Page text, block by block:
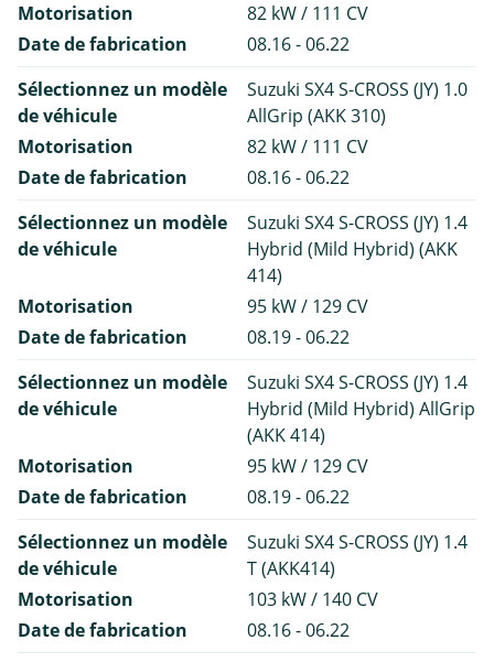
Motorisation
82 kW / 111 CV
Date de fabrication
08.16 - 06.22
Sélectionnez un modèle
de véhicule
Suzuki SX4 S-CROSS (JY) 1.0
AllGrip (AKK 310)
Motorisation
82 kW / 111 CV
Date de fabrication
08.16 - 06.22
Sélectionnez un modèle
de véhicule
Suzuki SX4 S-CROSS (JY) 1.4
Hybrid (Mild Hybrid) (AKK
414)
Motorisation
95 kW / 129 CV
Date de fabrication
08.19 - 06.22
Sélectionnez un modèle
de véhicule
Suzuki SX4 S-CROSS (JY) 1.4
Hybrid (Mild Hybrid) AllGrip
(AKK 414)
Motorisation
95 kW / 129 CV
Date de fabrication
08.19 - 06.22
Sélectionnez un modèle
de véhicule
Suzuki SX4 S-CROSS (JY) 1.4
T (AKK414)
Motorisation
103 kW / 140 CV
Date de fabrication
08.16 - 06.22